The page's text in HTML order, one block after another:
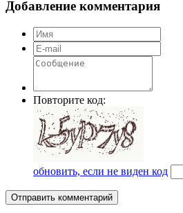
Добавление комментария
Повторите код:
обновить, если не виден код
Отправить комментарий